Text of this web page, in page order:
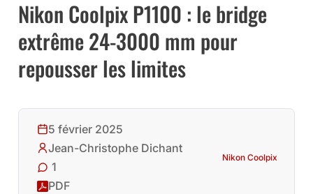
Nikon Coolpix P1100 : le bridge
extrême 24-3000 mm pour
repousser les limites
5 février 2025
Jean-Christophe Dichant
1
PDF
Nikon Coolpix